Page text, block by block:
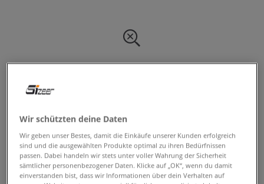
Ändere den Suchbegriff. Versuche, weniger Filter zu
Turnbeutel bei Sizeer
Wir schützten deine Daten
Wir geben unser Bestes, damit die Einkäufe unserer Kunden erfolgreich
sind und die ausgewählten Produkte optimal zu ihren Bedürfnissen
passen. Dabei handeln wir stets unter voller Wahrung der Sicherheit
sämtlicher personenbezogener Daten. Klicke auf „OK“, wenn du damit
einverstanden bist, dass wir Informationen über dein Verhalten auf